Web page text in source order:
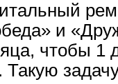
и
чтобы 1
Такую